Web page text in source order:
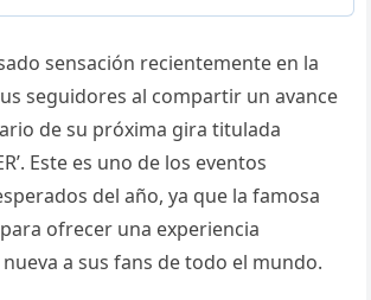
sensación recientemente en la
seguidores al compartir un avance
de su próxima gira titulada
Este es uno de los eventos
del año, ya que la famosa
ofrecer una experiencia
a sus fans de todo el mundo.